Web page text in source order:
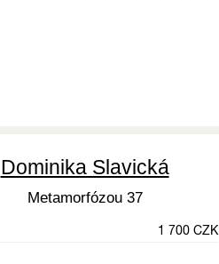
Dominika Slavická
Metamorfózou 37
1 700 CZK